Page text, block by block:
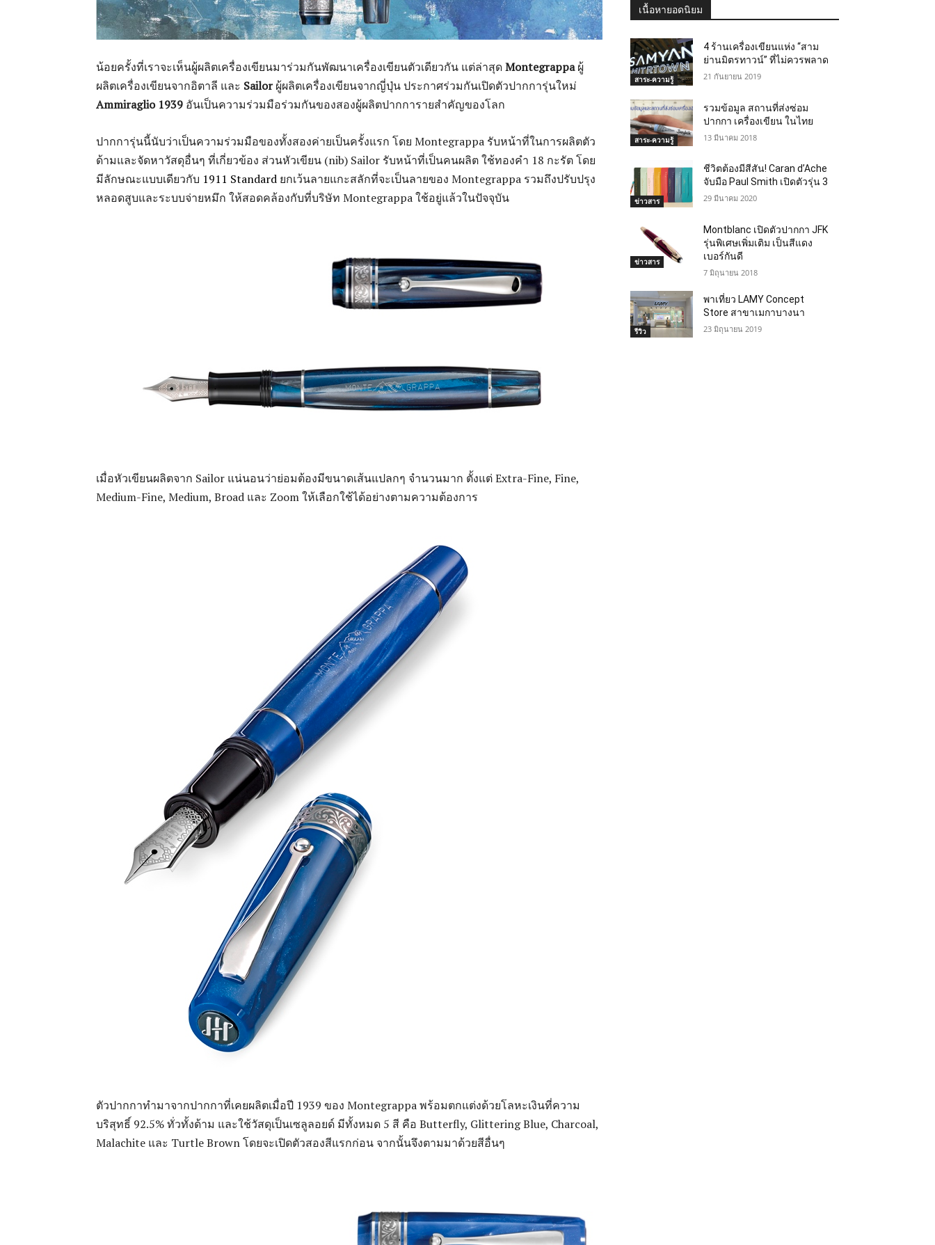
น้อยครั้งที่เราจะเห็นผู้ผลิตเครื่องเขียนมาร่วมกันพัฒนาเครื่องเขียนตัวเดียวกัน แต่ล่าสุดMontegrappaผู้
ผลิตเครื่องเขียนจากอิตาลี และ Sailorผู้ผลิตเครื่องเขียนจากญี่ปุ่น ประกาศร่วมกันเปิดตัวปากการุ่นใหม่
Ammiraglio 1939 อันเป็นความร่วมมือร่วมกันของสองผู้ผลิตปากการายสำคัญของโลก
ปากการุ่นนี้นับว่าเป็นความร่วมมือของทั้งสองค่ายเป็นครั้งแรก โดย Montegrappa รับหน้าที่ในการผลิตตัว
ด้ามและจัดหาวัสดุอื่นๆ ที่เกี่ยวข้อง ส่วนหัวเขียน (nib) Sailor รับหน้าที่เป็นคนผลิต ใช้ทองคำ 18 กะรัต โดย
มีลักษณะแบบเดียวกับ 1911 Standard ยกเว้นลายแกะสลักที่จะเป็นลายของ Montegrappa รวมถึงปรับปรุง
หลอดสูบและระบบจ่ายหมึก ให้สอดคล้องกับที่บริษัท Montegrappa ใช้อยู่แล้วในปัจจุบัน
เมื่อหัวเขียนผลิตจาก Sailor แน่นอนว่าย่อมต้องมีขนาดเส้นแปลกๆ จำนวนมาก ตั้งแต่ Extra-Fine, Fine,
Medium-Fine, Medium, Broad และ Zoom ให้เลือกใช้ได้อย่างตามความต้องการ
ตัวปากกาทำมาจากปากกาที่เคยผลิตเมื่อปี 1939 ของ Montegrappa พร้อมตกแต่งด้วยโลหะเงินที่ความ
บริสุทธิ์ 92.5% ทั่วทั้งด้าม และใช้วัสดุเป็นเซลูลอยด์ มีทั้งหมด 5 สี คือ Butterfly, Glittering Blue, Charcoal,
Malachite และ Turtle Brown โดยจะเปิดตัวสองสีแรกก่อน จากนั้นจึงตามมาด้วยสีอื่นๆ
เนื้อหายอดนิยม
สาระ-ความรู้
4 ร้านเครื่องเขียนแห่ง “สาม
ย่านมิตรทาวน์” ที่ไม่ควรพลาด
21 กันยายน 2019
สาระ-ความรู้
รวมข้อมูล สถานที่ส่งซ่อม
ปากกา เครื่องเขียน ในไทย
13 มีนาคม 2018
ข่าวสาร
ชีวิตต้องมีสีสัน! Caran d’Ache
จับมือ Paul Smith เปิดตัวรุ่น 3
29 มีนาคม 2020
ข่าวสาร
Montblanc เปิดตัวปากกา JFK
รุ่นพิเศษเพิ่มเติม เป็นสีแดง
เบอร์กันดี
7 มิถุนายน 2018
รีวิว
พาเที่ยว LAMY Concept
Store สาขาเมกาบางนา
23 มิถุนายน 2019